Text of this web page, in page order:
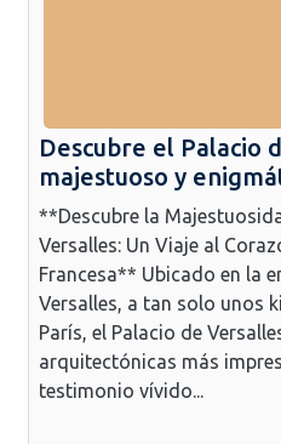
Descubre el Palacio
majestuoso y
**Descubre la
Versalles: Un Viaje al
Francesa** Ubicado en la
Versalles, a tan solo unos
París, el Palacio de
arquitectónicas más
testimonio vívido...